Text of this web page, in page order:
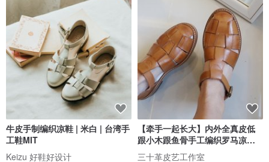
牛皮手制编织凉鞋 | 米白 | 台湾手
工鞋MIT
Keizu 好鞋好设计
【牵手一起长大】内外全真皮低
跟小木跟鱼骨手工编织罗马凉鞋
五色
三十革皮艺工作室